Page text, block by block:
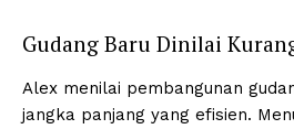
Gudang Baru Dinilai
Alex menilai pembangunan
jangka panjang yang efisien.